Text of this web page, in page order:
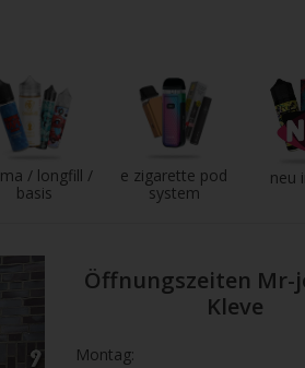
/ longfill /
basis
e zigarette pod
system
neu
Öffnungszeiten Mr-
Kleve
Montag: